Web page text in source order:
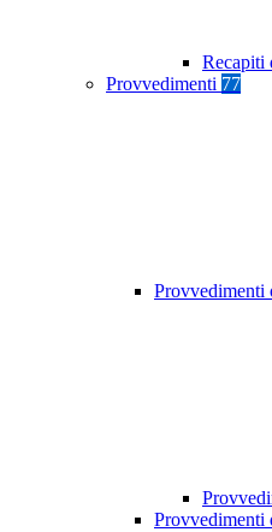
Recapiti
Provvedimenti 77
Provvedimenti
Provvedimenti